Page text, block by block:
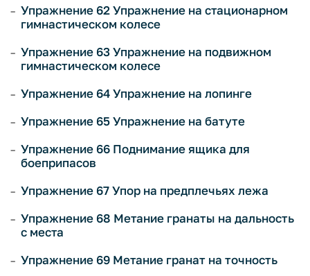
Упражнение 62 Упражнение на стационарном
гимнастическом колесе
Упражнение 63 Упражнение на подвижном
гимнастическом колесе
Упражнение 64 Упражнение на лопинге
Упражнение 65 Упражнение на батуте
Упражнение 66 Поднимание ящика для
боеприпасов
Упражнение 67 Упор на предплечьях лежа
Упражнение 68 Метание гранаты на дальность
с места
Упражнение 69 Метание гранат на точность